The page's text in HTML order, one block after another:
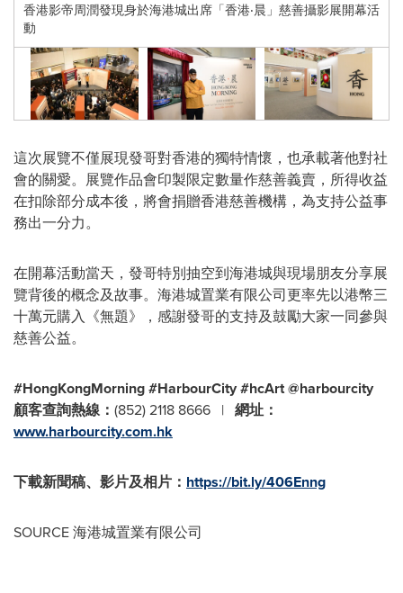
香港影帝周潤發現身於海港城出席「香港‧晨」慈善攝影展開幕活
動
這次展覽不僅展現發哥對香港的獨特情懷，也承載著他對社
會的關愛。展覽作品會印製限定數量作慈善義賣，所得收益
在扣除部分成本後，將會捐贈香港慈善機構，為支持公益事
務出一分力。
在開幕活動當天，發哥特別抽空到海港城與現場朋友分享展
覽背後的概念及故事。海港城置業有限公司更率先以港幣三
十萬元購入《無題》，感謝發哥的支持及鼓勵大家一同參與
慈善公益。
#HongKongMorning #HarbourCity #hcArt @harbourcity
顧客查詢熱線： (852) 2118 8666 | 網址：
www.harbourcity.com.hk
下載新聞稿、影片及相片： https://bit.ly/406Enng
SOURCE 海港城置業有限公司